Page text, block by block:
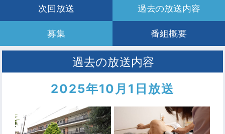
2025年10月1日放送